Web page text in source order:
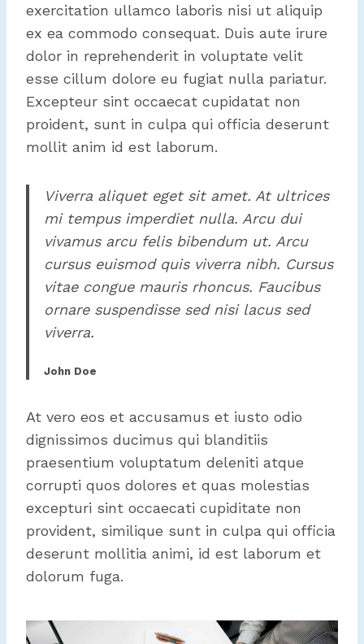
exercitation ullamco laboris nisi ut aliquip
ex ea commodo consequat. Duis aute irure
dolor in reprehenderit in voluptate velit
esse cillum dolore eu fugiat nulla pariatur.
Excepteur sint occaecat cupidatat non
proident, sunt in culpa qui officia deserunt
mollit anim id est laborum.
Viverra aliquet eget sit amet. At ultrices
mi tempus imperdiet nulla. Arcu dui
vivamus arcu felis bibendum ut. Arcu
cursus euismod quis viverra nibh. Cursus
vitae congue mauris rhoncus. Faucibus
ornare suspendisse sed nisi lacus sed
viverra.
John Doe
At vero eos et accusamus et iusto odio
dignissimos ducimus qui blanditiis
praesentium voluptatum deleniti atque
corrupti quos dolores et quas molestias
excepturi sint occaecati cupiditate non
provident, similique sunt in culpa qui officia
deserunt mollitia animi, id est laborum et
dolorum fuga.